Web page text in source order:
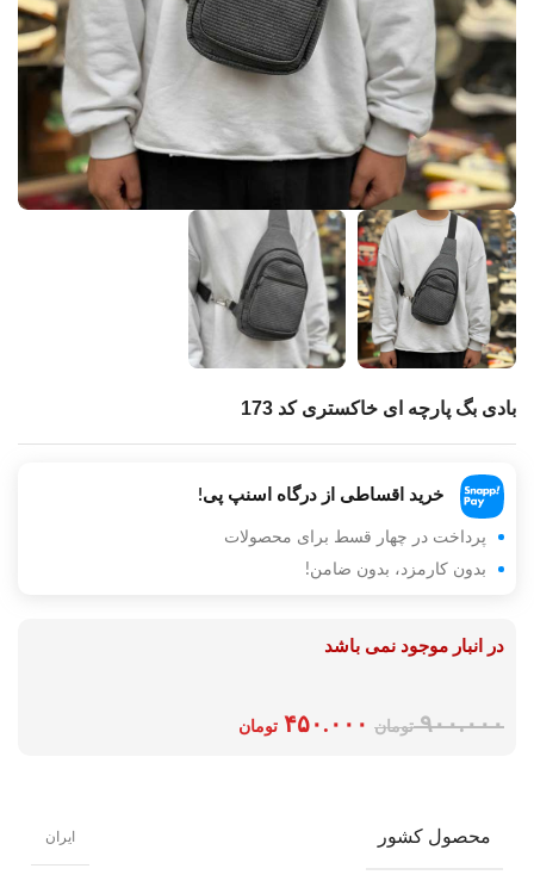
بادی بگ پارچه ای خاکستری کد 173
خرید اقساطی از درگاه اسنپ پی!
پرداخت در چهار قسط برای محصولات
بدون کارمزد، بدون ضامن!
در انبار موجود نمی باشد
۹۰۰.۰۰۰ تومان ۴۵۰.۰۰۰ تومان
محصول کشور ایران